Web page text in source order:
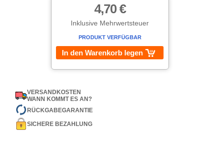
4,70 €
Inklusive Mehrwertsteuer
PRODUKT VERFÜGBAR
In den Warenkorb legen
VERSANDKOSTEN
WANN KOMMT ES AN?
RÜCKGABEGARANTIE
SICHERE BEZAHLUNG